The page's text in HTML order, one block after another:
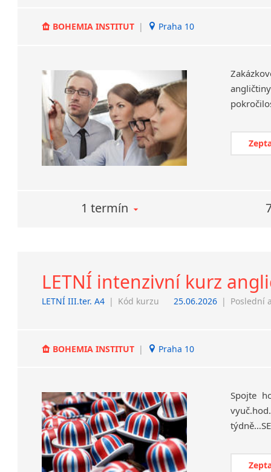
BOHEMIA INSTITUT | Praha 10
1 termín
LETNÍ intenzivní kurz
LETNÍ III.ter. A4 | Kód kurzu 25.06.2026 | Poslední
BOHEMIA INSTITUT | Praha 10
Spojte